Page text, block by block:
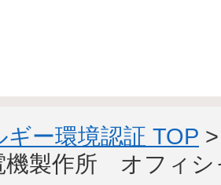
ギー環境認証 TOP
機製作所 オフィシ